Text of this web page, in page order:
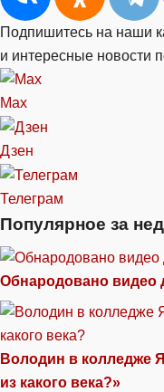
Подпишитесь на наши
и интересные новости
Max
Дзен
Телеграм
Популярное за
Обнародовано видео
Володин в колледже
из какого века?»